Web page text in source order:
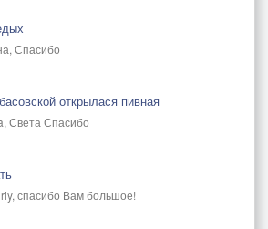
Спасибо
открылася пивная
Света Спасибо
спасибо Вам большое!